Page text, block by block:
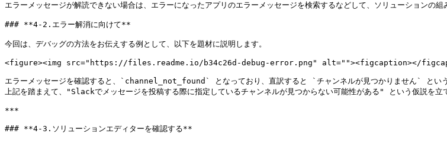
エラーメッセージが解読できない場合は、エラーになったアプリのエラーメッセージを検索するなどして、ソリューションの
### **4-2.エラー解消に向けて**
今回は、デバッグの方法をお伝えする例として、以下を題材に説明します。
<figure><img src="https://files.readme.io/b34c26d-debug-error.png" alt=""><figcaption></
エラーメッセージを確認すると、`channel_not_found` となっており、直訳すると `チャンネルが見つかりません` とい
上記を踏まえて、"Slackでメッセージを投稿する際に指定しているチャンネルが見つからない可能性がある" という仮説を立
***
### **4-3.ソリューションエディターを確認する**